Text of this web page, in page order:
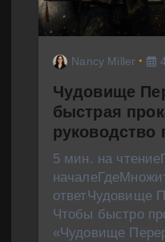
Nancy Miller
Чудовище
быстрая
5 мин. на
ответЧудовище
Чтобы быстро
«Чудовище